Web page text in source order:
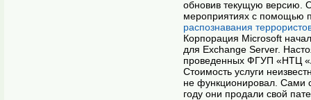
обновив текущую версию.
мероприятиях с помощью
распознавания
Корпорация Microsoft
для Exchange Server.
проведенных ФГУП «НТЦ
Стоимость услуги
не функционировал. Сами
году они продали свой